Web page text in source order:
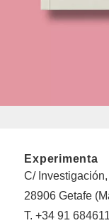
Experimenta
C/ Investigación,
28906 Getafe
T. +34 91